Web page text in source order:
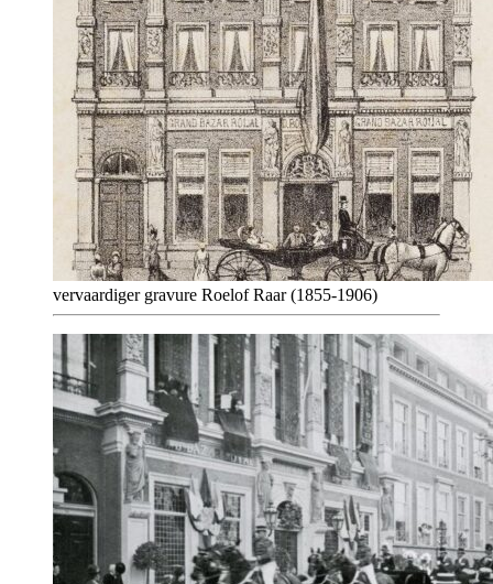
vervaardiger gravure Roelof Raar (1855-1906)